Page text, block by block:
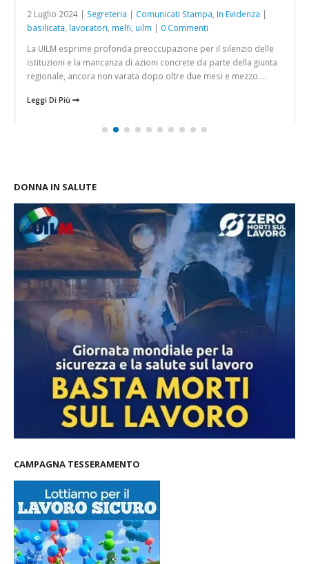
2 Luglio 2024 | Segreteria| Comunicati Stampa, In Evidenza|
basilicata, lavoratori, melfi, uilm| 0 Commenti
La UILM esprime profonda preoccupazione per il silenzio delle
istituzioni e la mancanza di azioni concrete da parte della giunta
regionale, ancora non varata dopo oltre due mesi e mezzo....
Leggi Di Più